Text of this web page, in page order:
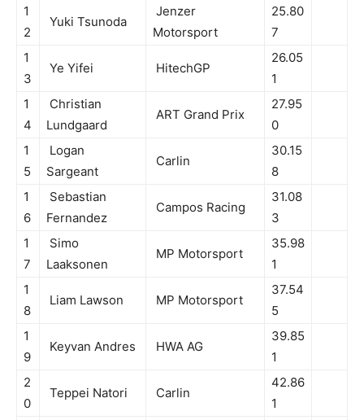
1
2
Yuki Tsunoda
Jenzer
Motorsport
25.80
7
1
3
Ye Yifei HitechGP
26.05
1
1
4
Christian
Lundgaard
ART Grand Prix
27.95
0
1
5
Logan
Sargeant
Carlin
30.15
8
1
6
Sebastian
Fernandez
Campos Racing
31.08
3
1
7
Simo
Laaksonen
MP Motorsport
35.98
1
1
8
Liam Lawson MP Motorsport
37.54
5
1
9
Keyvan Andres HWA AG
39.85
1
2
0
Teppei Natori Carlin
42.86
1